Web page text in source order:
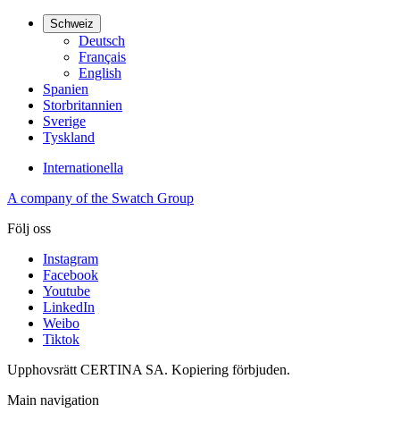
Schweiz
Deutsch
Français
English
Spanien
Storbritannien
Sverige
Tyskland
Internationella
A company of the Swatch Group
Följ oss
Instagram
Facebook
Youtube
LinkedIn
Weibo
Tiktok
Upphovsrätt CERTINA SA. Kopiering förbjuden.
Main navigation